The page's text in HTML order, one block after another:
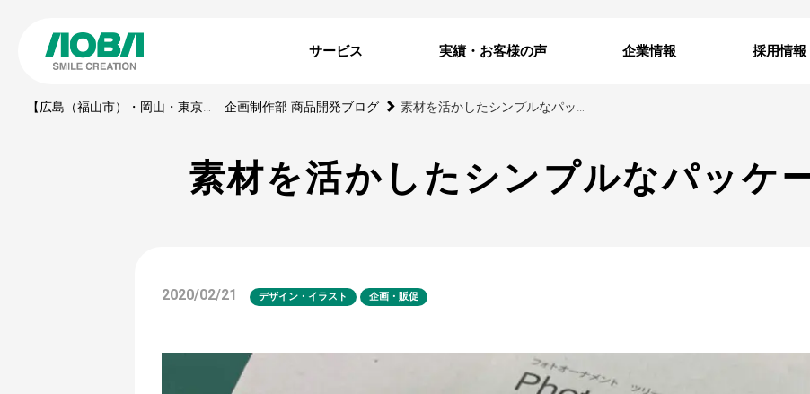
サービス 実績・お客様の声 企業情報 採用情報
【広島（福山市）・岡山・東京】印刷・WEBサイト・動画・展示ブース・ノベルティの制作会社 企画制作部 商品開発ブログ 素材を活かしたシンプルなパッケージデザイン
素材を活かしたシンプルなパッケ
2020/02/21 デザイン・イラスト 企画・販促